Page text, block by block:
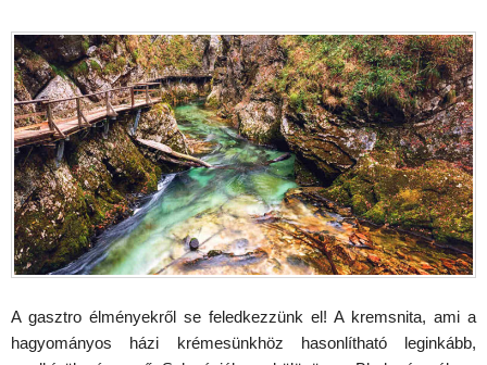
A gasztro élményekről se feledkezzünk el! A kremsnita, ami a
hagyományos házi krémesünkhöz hasonlítható leginkább,